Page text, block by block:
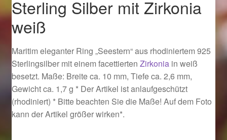
Ostergeschenke finden für Ostern 2019
Ostergeschenke finden für Ostern 2021
Ostergeschenke finden für Ostern 2022
Partner
Sterling Silber mit Zirkonia
weiß
Maritim eleganter Ring „Seestern“ aus rhodiniertem 925
Sterlingsilber mit einem facettierten Zirkoniain weiß
besetzt. Maße: Breite ca. 10 mm, Tiefe ca. 2,6 mm,
Gewicht ca. 1,7 g * Der Artikel ist anlaufgeschützt
(rhodiniert) * Bitte beachten Sie die Maße! Auf dem Foto
kann der Artikel größer wirken*.